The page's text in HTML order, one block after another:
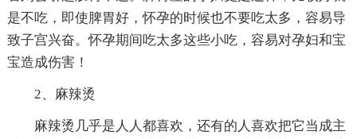
是不吃，即使脾胃好，怀孕的时候也不要吃太多，容易导
致子宫兴奋。怀孕期间吃太多这些小吃，容易对孕妇和宝
宝造成伤害！
2、麻辣烫
麻辣烫几乎是人人都喜欢，还有的人喜欢把它当成主